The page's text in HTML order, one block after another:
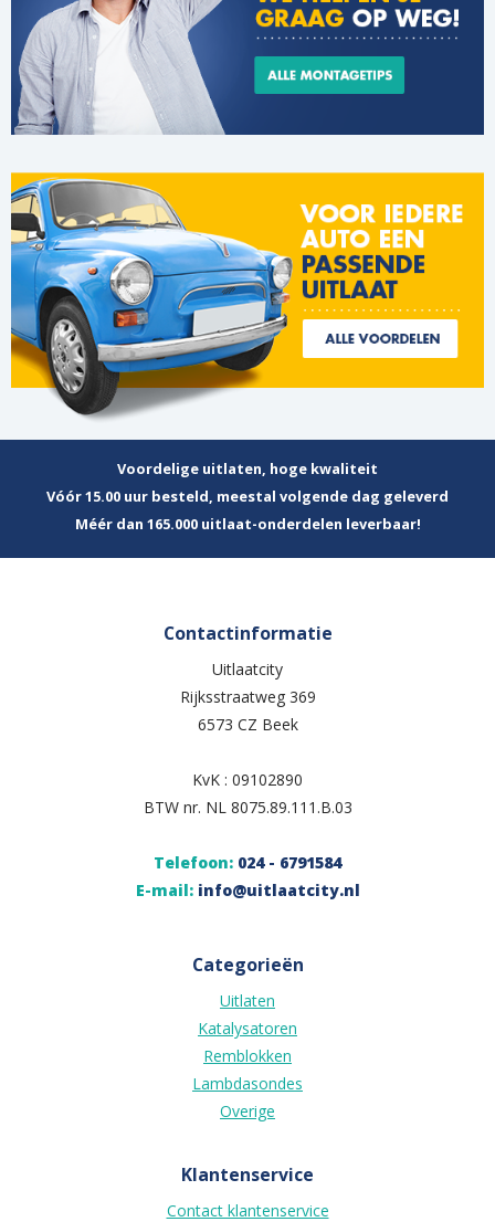
Voordelige uitlaten, hoge kwaliteit
Vóór 15.00 uur besteld, meestal volgende dag geleverd
Méér dan 165.000 uitlaat-onderdelen leverbaar!
Contactinformatie
Uitlaatcity
Rijksstraatweg 369
6573 CZ Beek
KvK : 09102890
BTW nr. NL 8075.89.111.B.03
Telefoon: 024 - 6791584
E-mail: info@uitlaatcity.nl
Categorieën
Uitlaten
Katalysatoren
Remblokken
Lambdasondes
Overige
Klantenservice
Contact klantenservice